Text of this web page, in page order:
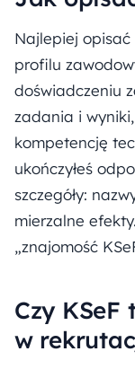
Najlepiej opisać
profilu
doświadczeniu
zadania i
kompetencję
ukończyłeś
szczegóły:
mierzalne
„znajomość
Czy
w